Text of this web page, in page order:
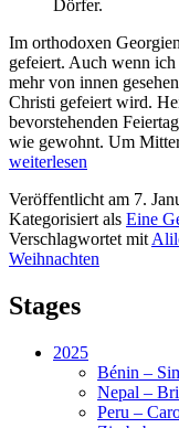
Dörfer.
Im orthodoxen
gefeiert. Auch wenn
mehr von innen
Christi gefeiert wird.
bevorstehenden
wie gewohnt. Um
weiterlesen
Veröffentlicht am 7.
Kategorisiert als Eine
Verschlagwortet mit
Weihnachten
Stages
2025
Bénin –
Nepal –
Peru –